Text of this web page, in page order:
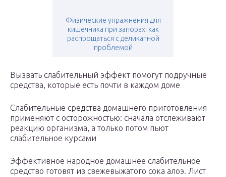
Физические упражнения для
кишечника при запорах: как
распрощаться с деликатной
проблемой
Вызвать слабительный эффект помогут подручные
средства, которые есть почти в каждом доме
Слабительные средства домашнего приготовления
применяют с осторожностью: сначала отслеживают
реакцию организма, а только потом пьют
слабительное курсами
Эффективное народное домашнее слабительное
средство готовят из свежевыжатого сока алоэ. Лист